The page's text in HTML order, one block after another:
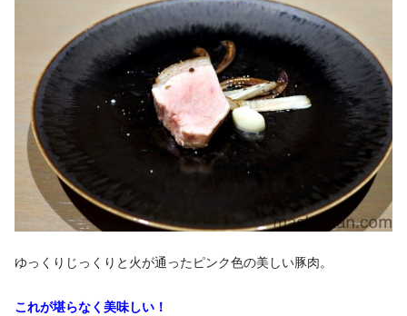
ゆっくりじっくりと火が通ったピンク色の美しい豚肉。
これが堪らなく美味しい！